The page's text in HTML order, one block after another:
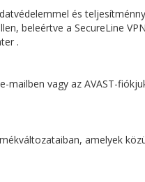
és
beleértve a SecureLine
.
vagy az AVAST-
amelyek